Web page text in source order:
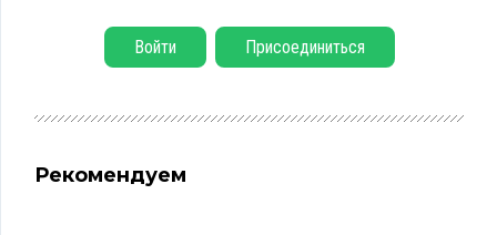
Войти Присоединиться
Рекомендуем